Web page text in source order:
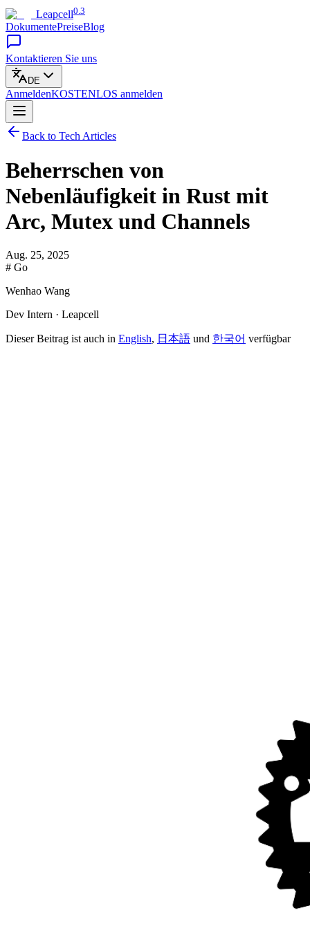
Leapcell0.3
DokumentePreiseBlog
Kontaktieren Sie uns
DE
AnmeldenKOSTENLOS anmelden
Back to Tech Articles
Beherrschen von
Nebenläufigkeit in Rust mit
Arc, Mutex und Channels
Aug. 25, 2025
# Go
Wenhao Wang
Dev Intern · Leapcell
Dieser Beitrag ist auch in English, 日本語 und 한국어 verfügbar